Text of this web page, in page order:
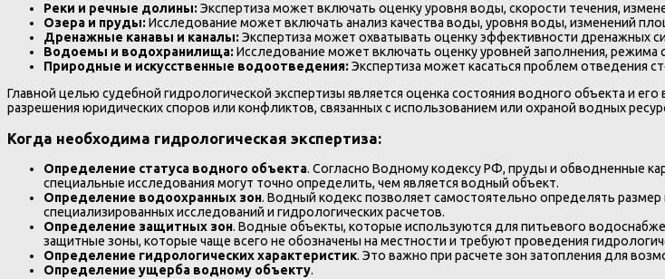
Реки и речные долины:Экспертиза может включать оценку уровня воды, скорости течения,
Озера и пруды:Исследование может включать анализ качества воды, уровня воды, изменений
Дренажные канавы и каналы:Экспертиза может охватывать оценку эффективности дренажных
Водоемы и водохранилища:Исследование может включать оценку уровней заполнения,
Природные и искусственные водоотведения:Экспертиза может касаться проблем отведения
Главной целью судебной гидрологической экспертизы является оценка состояния водного объекта и
разрешения юридических споров или конфликтов, связанных с использованием или охраной водных
Когда необходима гидрологическая экспертиза:
Определение статуса водного объекта. Согласно Водному кодексу РФ, пруды и обводненные
специальные исследования могут точно определить, чем является водный объект.
Определение водоохранных зон. Водный кодекс позволяет самостоятельно определять
специализированных исследований и гидрологических расчетов.
Определение защитных зон. Водные объекты, которые используются для питьевого
защитные зоны, которые чаще всего не обозначены на местности и требуют проведения
Определение гидрологических характеристик. Это важно при расчете зон затопления для
Определение ущерба водному объекту.